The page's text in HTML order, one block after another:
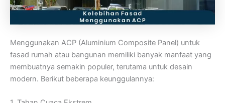
Menggunakan ACP (Aluminium Composite Panel) untuk
fasad rumah atau bangunan memiliki banyak manfaat yang
membuatnya semakin populer, terutama untuk desain
modern. Berikut beberapa keunggulannya: